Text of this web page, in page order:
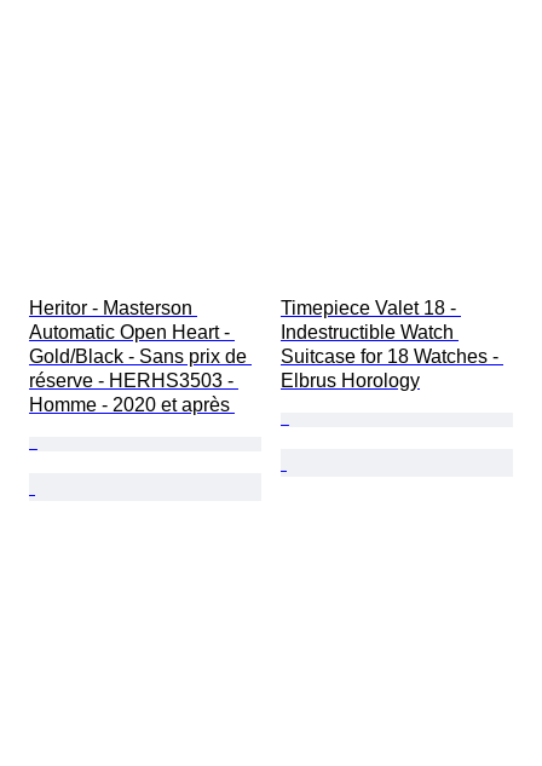
Heritor - Masterson
Automatic Open Heart -
Gold/Black - Sans prix de
réserve - HERHS3503 -
Homme - 2020 et après
Timepiece Valet 18 -
Indestructible Watch
Suitcase for 18 Watches -
Elbrus Horology